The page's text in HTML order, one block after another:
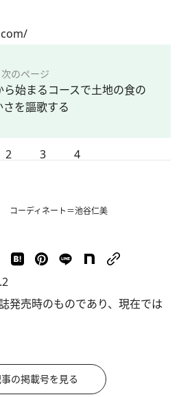
次のページ
始まるコースで土地の食の
さを謳歌する
2 3 4
ーディネート＝池谷仁美
発売時のものであり、現在では
の掲載号を見る